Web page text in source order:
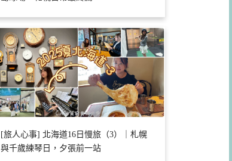
[旅人心事] 北海道16日慢旅（3）｜札幌
與千歲練琴日，夕張前一站